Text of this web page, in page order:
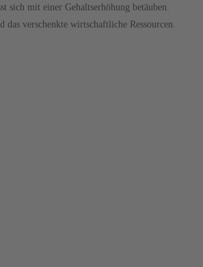
sich mit einer Gehaltserhöhung betäuben.
das verschenkte wirtschaftliche Ressourcen.